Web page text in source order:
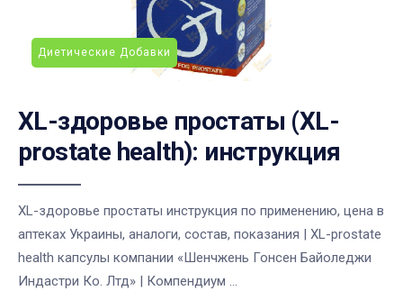
Диетические Добавки
XL-здоровье простаты (XL-
prostate health): инструкция
XL-здоровье простаты инструкция по применению, цена в
аптеках Украины, аналоги, состав, показания | XL-prostate
health капсулы компании «Шенчжень Гонсен Байоледжи
Индастри Ко. Лтд» | Компендиум ...